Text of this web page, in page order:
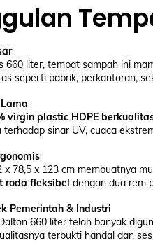
660 liter, tempat sampah ini
seperti pabrik, perkantoran,
virgin plastic HDPE
sinar UV, cuaca
x 78,5 x 123 cm membuatnya
roda fleksibel dengan dua rem
Pemerintah & Industri
660 liter telah banyak
terbukti handal dan